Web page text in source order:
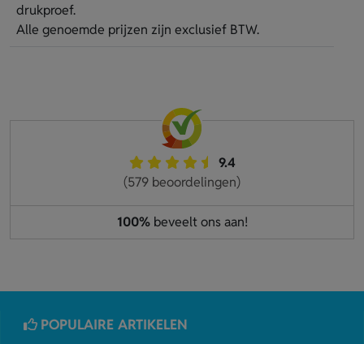
drukproef.
Alle genoemde prijzen zijn exclusief BTW.
9.4
(579 beoordelingen)
100%beveelt ons aan!
POPULAIRE ARTIKELEN